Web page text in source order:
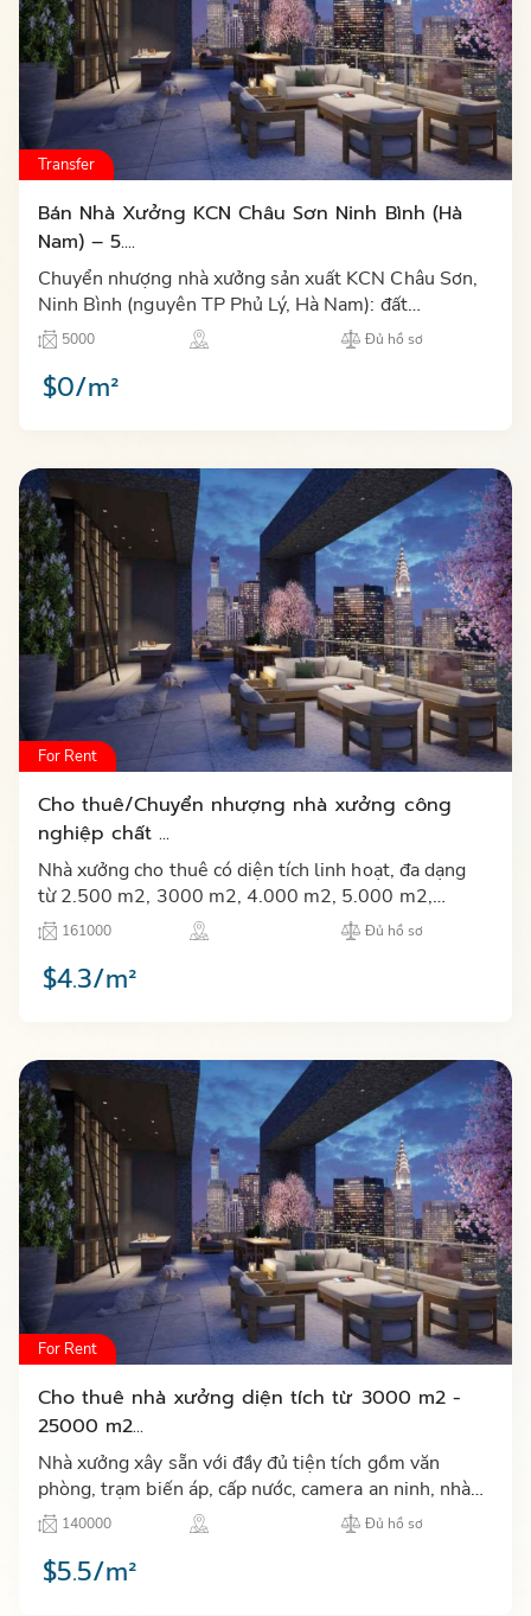
Transfer
Bán Nhà Xưởng KCN Châu Sơn Ninh Bình (Hà
Nam) – 5....
Chuyển nhượng nhà xưởng sản xuất KCN Châu Sơn,
Ninh Bình (nguyên TP Phủ Lý, Hà Nam): đất
5.000m², sàn 3.771m², hoàn công 2024–2025, sổ
hồng và hồ sơ pháp lý đầy…
5000 Đủ hồ sơ
$0/m²
For Rent
Cho thuê/Chuyển nhượng nhà xưởng công
nghiệp chất ...
Nhà xưởng cho thuê có diện tích linh hoạt, đa dạng
từ 2.500 m2, 3000 m2, 4.000 m2, 5.000 m2,
8.000 m2, 10.000 m2 xây sẵn, đầy đủ tiện ích, văn
phòng và hệ thống…
161000 Đủ hồ sơ
$4.3/m²
For Rent
Cho thuê nhà xưởng diện tích từ 3000 m2 -
25000 m2...
Nhà xưởng xây sẵn với đầy đủ tiện tích gồm văn
phòng, trạm biến áp, cấp nước, camera an ninh, nhà
ăn, khu tập thể thao, hệ thống internet, nhà để xe,
PCCC tự độ…
140000 Đủ hồ sơ
$5.5/m²